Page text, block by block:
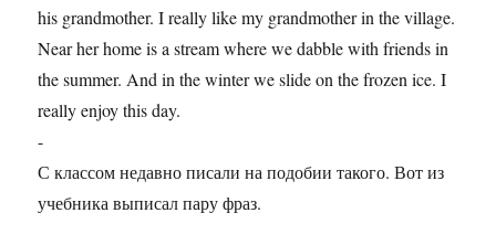
his grandmother. I really like my grandmother in the village.
Near her home is a stream where we dabble with friends in
the summer. And in the winter we slide on the frozen ice. I
really enjoy this day.
-
С классом недавно писали на подобии такого. Вот из
учебника выписал пару фраз.